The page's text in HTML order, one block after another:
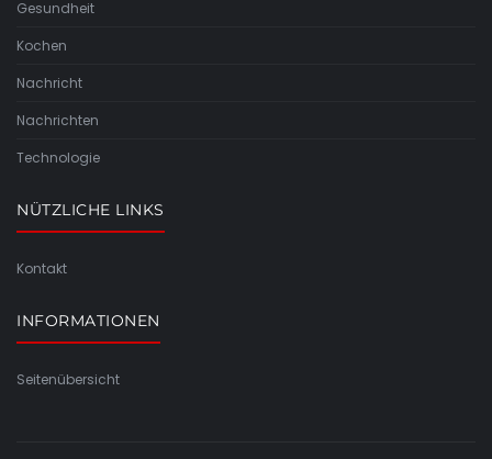
Gesundheit
Kochen
Nachricht
Nachrichten
Technologie
NÜTZLICHE LINKS
Kontakt
INFORMATIONEN
Seitenübersicht